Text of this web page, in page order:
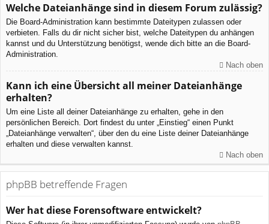
Welche Dateianhänge sind in diesem Forum zulässig?
Die Board-Administration kann bestimmte Dateitypen zulassen oder
verbieten. Falls du dir nicht sicher bist, welche Dateitypen du anhängen
kannst und du Unterstützung benötigst, wende dich bitte an die Board-
Administration.
Nach oben
Kann ich eine Übersicht all meiner Dateianhänge
erhalten?
Um eine Liste all deiner Dateianhänge zu erhalten, gehe in den
persönlichen Bereich. Dort findest du unter „Einstieg“ einen Punkt
„Dateianhänge verwalten“, über den du eine Liste deiner Dateianhänge
erhalten und diese verwalten kannst.
Nach oben
phpBB betreffende Fragen
Wer hat diese Forensoftware entwickelt?